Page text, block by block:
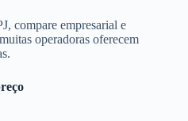
compare empresarial e
operadoras oferecem